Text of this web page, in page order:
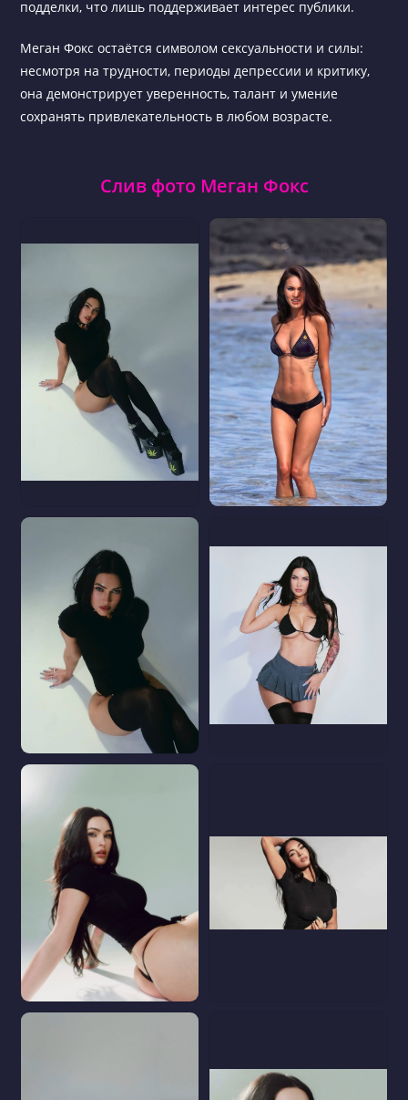
подделки, что лишь поддерживает интерес публики.
Меган Фокс остаётся символом сексуальности и силы:
несмотря на трудности, периоды депрессии и критику,
она демонстрирует уверенность, талант и умение
сохранять привлекательность в любом возрасте.
Слив фото Меган Фокс